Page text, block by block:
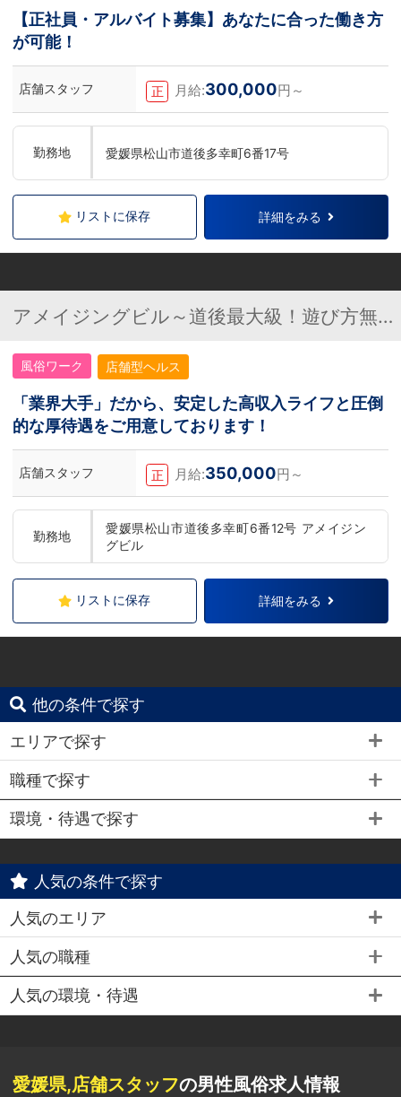
【正社員・アルバイト募集】あなたに合った働き方
が可能！
店舗スタッフ 正 月給:300,000円～
勤務地 愛媛県松山市道後多幸町6番17号
リストに保存 詳細をみる
アメイジングビル～道後最大級！遊び方無限
風俗ワーク 店舗型ヘルス
「業界大手」だから、安定した高収入ライフと圧倒
的な厚待遇をご用意しております！
店舗スタッフ 正 月給:350,000円～
勤務地
愛媛県松山市道後多幸町6番12号 アメイジン
グビル
リストに保存 詳細をみる
他の条件で探す
エリアで探す
職種で探す
環境・待遇で探す
人気の条件で探す
人気のエリア
人気の職種
人気の環境・待遇
愛媛県,店舗スタッフの男性風俗求人情報